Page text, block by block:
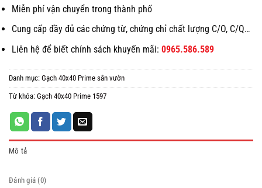
Miễn phí vận chuyển trong thành phố
Cung cấp đầy đủ các chứng từ, chứng chỉ chất lượng C/O, C/Q…
Liên hệ để biết chính sách khuyến mãi: 0965.586.589
Danh mục: Gạch 40x40 Prime sân vườn
Từ khóa: Gạch 40x40 Prime 1597
Mô tả
Đánh giá (0)